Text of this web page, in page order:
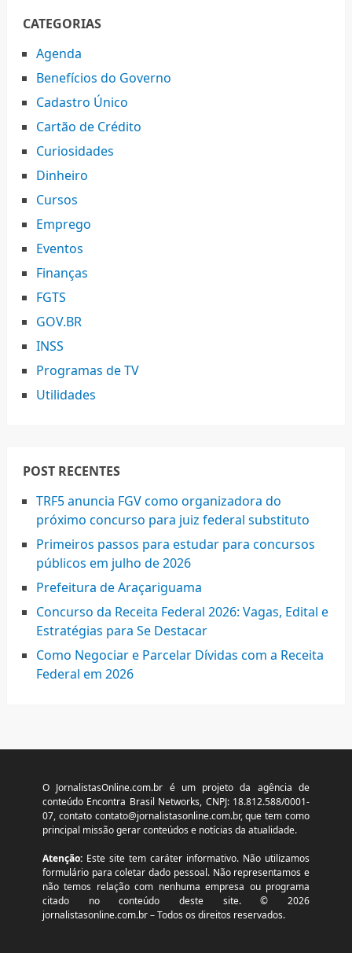
CATEGORIAS
Agenda
Benefícios do Governo
Cadastro Único
Cartão de Crédito
Curiosidades
Dinheiro
Cursos
Emprego
Eventos
Finanças
FGTS
GOV.BR
INSS
Programas de TV
Utilidades
POST RECENTES
TRF5 anuncia FGV como organizadora do
próximo concurso para juiz federal substituto
Primeiros passos para estudar para concursos
públicos em julho de 2026
Prefeitura de Araçariguama
Concurso da Receita Federal 2026: Vagas, Edital e
Estratégias para Se Destacar
Como Negociar e Parcelar Dívidas com a Receita
Federal em 2026
O JornalistasOnline.com.br é um projeto da agência de
conteúdo Encontra Brasil Networks, CNPJ: 18.812.588/0001-
07, contato contato@jornalistasonline.com.br, que tem como
principal missão gerar conteúdos e notícias da atualidade.
Atenção:Este site tem caráter informativo. Não utilizamos
formulário para coletar dado pessoal. Não representamos e
não temos relação com nenhuma empresa ou programa
citado no conteúdo deste site. © 2026
jornalistasonline.com.br – Todos os direitos reservados.